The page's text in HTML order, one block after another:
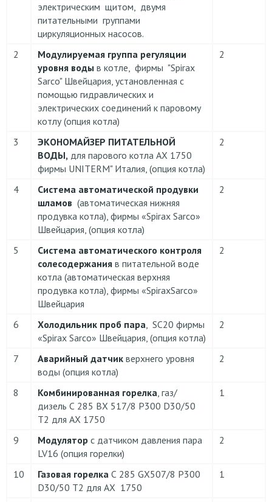
электрическим щитом, двумя
питательными группами
циркуляционных насосов.
2
Модулируемая группа регуляции
уровня воды в котле, фирмы "Spirax
Sarco" Швейцария, установленная с
помощью гидравлических и
электрических соединений к паровому
котлу (опция котла)
2
3
ЭКОНОМАЙЗЕР ПИТАТЕЛЬНОЙ
ВОДЫ, для парового котла АХ 1750
фирмы UNITERM" Италия, (опция котла)
2
4
Система автоматической продувки
шламов (автоматическая нижняя
продувка котла), фирмы «Spirax Sarco»
Швейцария, (опция котла)
2
5
Система автоматического контроля
солесодержания в питательной воде
котла (автоматическая верхняя
продувка котла), фирмы «SpiraxSarco»
Швейцария
2
6 Холодильник проб пара, SC20 фирмы
«Spirax Sarco» Швейцария, (опция котла)
2
7 Аварийный датчик верхнего уровня
воды (опция котла)
2
8 Комбинированная горелка, газ/
дизель С 285 ВХ 517/8 Р300 D30/50
Т2 для АХ 1750
1
9 Модулятор с датчиком давления пара
LV16 (опция горелки)
2
10 Газовая горелка С 285 GX507/8 Р300
D30/50 Т2 для АХ 1750
1